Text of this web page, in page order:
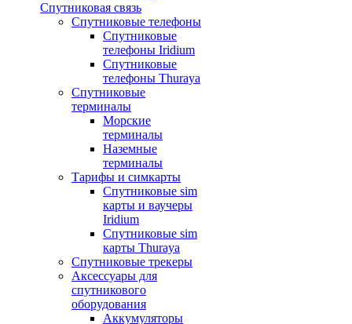
Спутниковая связь
Спутниковые телефоны
Спутниковые
телефоны Iridium
Спутниковые
телефоны Thuraya
Спутниковые
терминалы
Морские
терминалы
Наземные
терминалы
Тарифы и симкарты
Спутниковые sim
карты и ваучеры
Iridium
Спутниковые sim
карты Thuraya
Спутниковые трекеры
Аксессуары для
спутникового
оборудования
Аккумуляторы